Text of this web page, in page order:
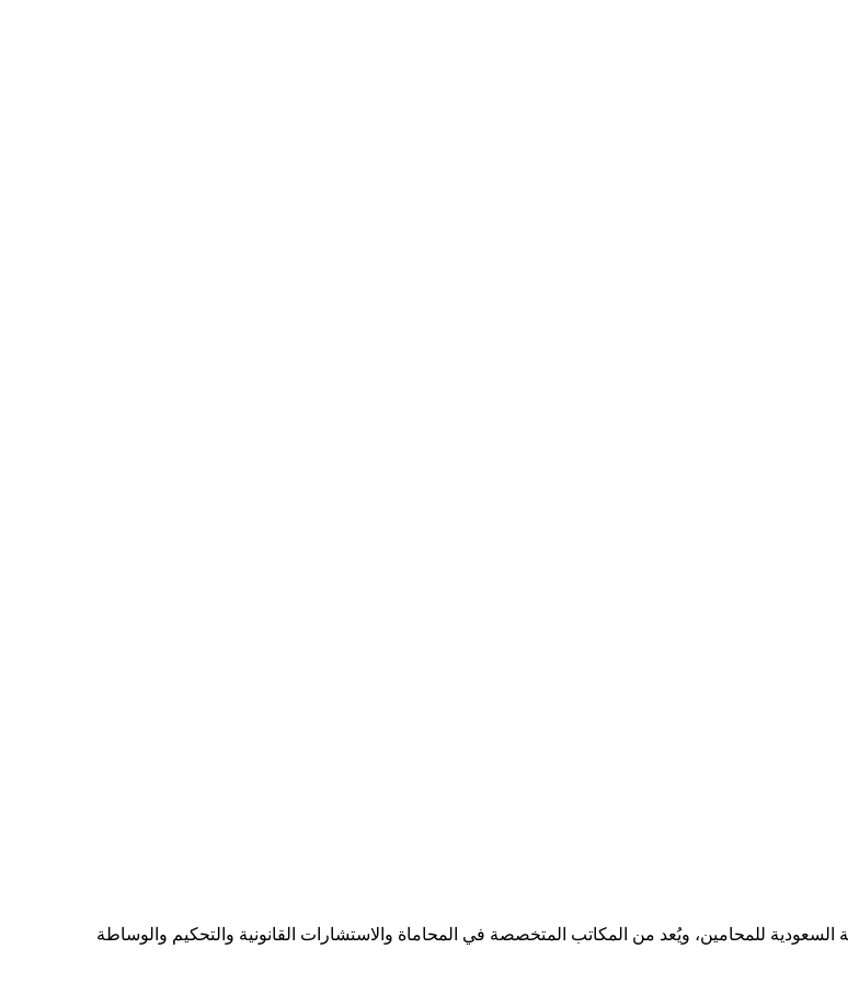
للمحامين، ويُعد من المكاتب المتخصصة في المحاماة والاستشارات القانونية والتحكيم والوساطة